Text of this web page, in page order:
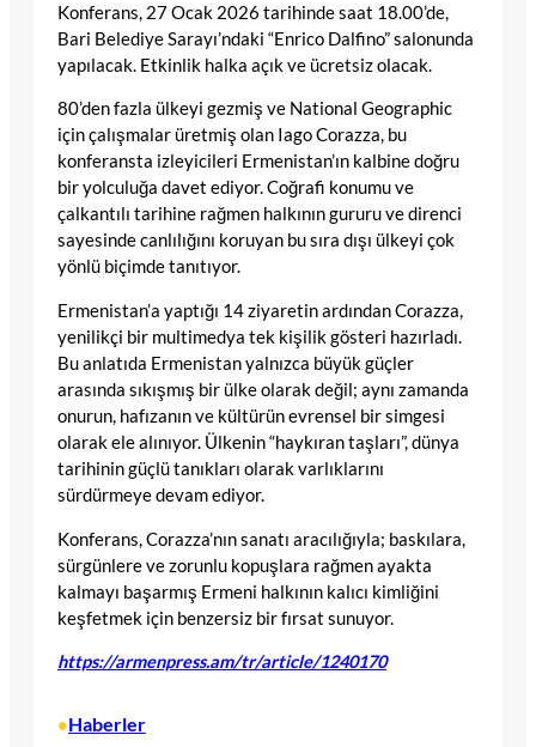
Konferans, 27 Ocak 2026 tarihinde saat 18.00’de,
Bari Belediye Sarayı’ndaki “Enrico Dalfino” salonunda
yapılacak. Etkinlik halka açık ve ücretsiz olacak.
80’den fazla ülkeyi gezmiş ve National Geographic
için çalışmalar üretmiş olan Iago Corazza, bu
konferansta izleyicileri Ermenistan’ın kalbine doğru
bir yolculuğa davet ediyor. Coğrafi konumu ve
çalkantılı tarihine rağmen halkının gururu ve direnci
sayesinde canlılığını koruyan bu sıra dışı ülkeyi çok
yönlü biçimde tanıtıyor.
Ermenistan’a yaptığı 14 ziyaretin ardından Corazza,
yenilikçi bir multimedya tek kişilik gösteri hazırladı.
Bu anlatıda Ermenistan yalnızca büyük güçler
arasında sıkışmış bir ülke olarak değil; aynı zamanda
onurun, hafızanın ve kültürün evrensel bir simgesi
olarak ele alınıyor. Ülkenin “haykıran taşları”, dünya
tarihinin güçlü tanıkları olarak varlıklarını
sürdürmeye devam ediyor.
Konferans, Corazza’nın sanatı aracılığıyla; baskılara,
sürgünlere ve zorunlu kopuşlara rağmen ayakta
kalmayı başarmış Ermeni halkının kalıcı kimliğini
keşfetmek için benzersiz bir fırsat sunuyor.
https://armenpress.am/tr/article/1240170
•Haberler